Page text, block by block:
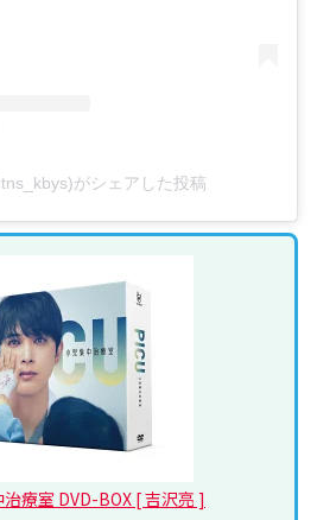
がシェアした投稿
療室 DVD-BOX [ 吉沢亮 ]